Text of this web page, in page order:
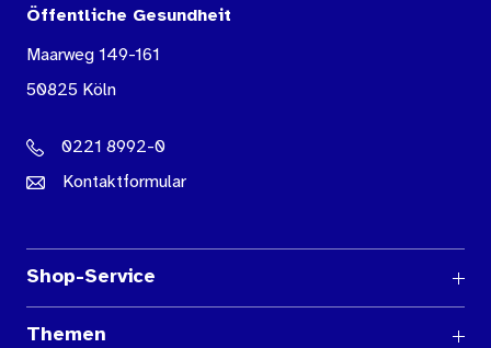
Öffentliche Gesundheit
Maarweg 149-161
50825 Köln
0221 8992-0
Kontaktformular
Shop-Service
Themen